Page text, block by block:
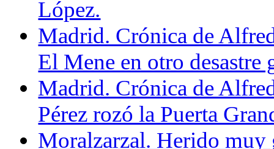
López.
Madrid. Crónica de
El Mene en otro desastre
Madrid. Crónica de
Pérez rozó la Puerta
Moralzarzal. Herido muy